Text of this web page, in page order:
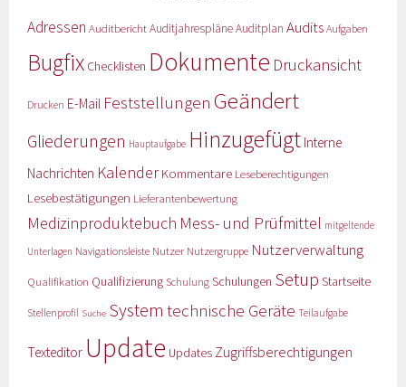
Adressen AuditberichtAuditjahrespläneAuditplan Audits Aufgaben
Bugfix Checklisten Dokumente Druckansicht
Drucken E-Mail Feststellungen Geändert
Gliederungen Hauptaufgabe Hinzugefügt Interne
Nachrichten KalenderKommentare Leseberechtigungen
Lesebestätigungen Lieferantenbewertung
Medizinproduktebuch Mess- und Prüfmittel mitgeltende
Unterlagen Navigationsleiste Nutzer Nutzergruppe Nutzerverwaltung
Qualifikation Qualifizierung Schulung Schulungen Setup Startseite
Stellenprofil Suche System technische Geräte Teilaufgabe
Texteditor Update Updates Zugriffsberechtigungen